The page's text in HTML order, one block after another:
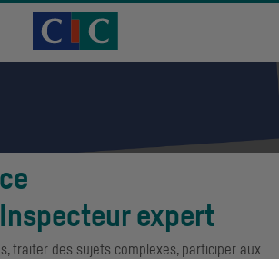
Accueil CIC Recrutement
expert
traiter des sujets complexes, participer aux